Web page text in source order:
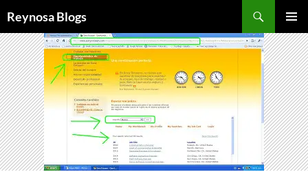
Reynosa Blogs
MENÚ
AL
CONTENIDO